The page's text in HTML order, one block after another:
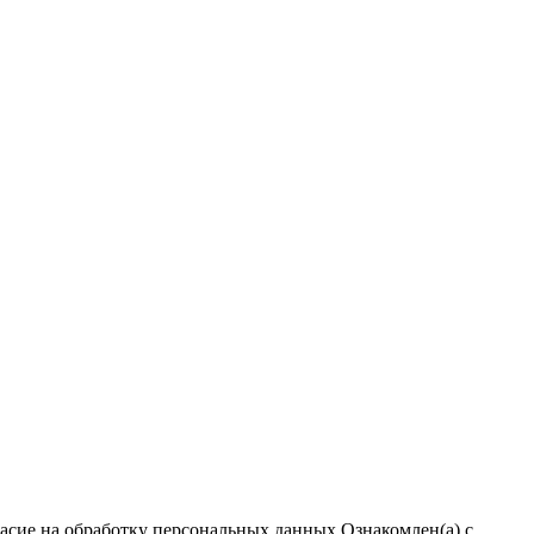
на обработку персональных данных Ознакомлен(а) с